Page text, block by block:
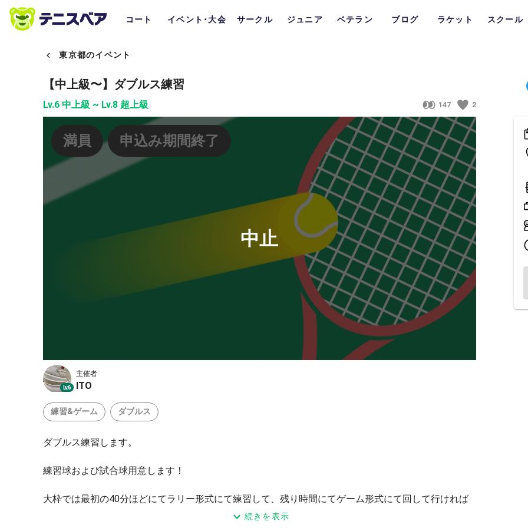
コート イベント･大会 サークル ジュニア ベテラン ブログ ラケット スクール
東京都のイベント
【中上級〜】ダブルス練習
Lv.6 中上級 ~ Lv.8 超上級 147 2
中止
満員 申込み期間終了
Lv.6
主催者
ITO
練習&ゲーム ダブルス
ダブルス練習します。
練習球および試合球用意します！
大枠では最初の40分ほどにてラリー形式にて練習して、残り時間にてゲーム形式にて回して行ければ
続きを表示